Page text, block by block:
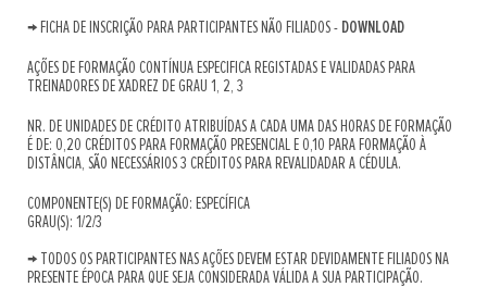
→ FICHA DE INSCRIÇÃO PARA PARTICIPANTES NÃO FILIADOS - DOWNLOAD
AÇÕES DE FORMAÇÃO CONTÍNUA ESPECIFICA REGISTADAS E VALIDADAS PARA
TREINADORES DE XADREZ DE GRAU 1, 2, 3
NR. DE UNIDADES DE CRÉDITO ATRIBUÍDAS A CADA UMA DAS HORAS DE FORMAÇÃO
É DE: 0,20 CRÉDITOS PARA FORMAÇÃO PRESENCIAL E 0,10 PARA FORMAÇÃO À
DISTÂNCIA, SÃO NECESSÁRIOS 3 CRÉDITOS PARA REVALIDADAR A CÉDULA.
COMPONENTE(S) DE FORMAÇÃO: ESPECÍFICA
GRAU(S): 1/2/3
→ TODOS OS PARTICIPANTES NAS AÇÕES DEVEM ESTAR DEVIDAMENTE FILIADOS NA
PRESENTE ÉPOCA PARA QUE SEJA CONSIDERADA VÁLIDA A SUA PARTICIPAÇÃO.